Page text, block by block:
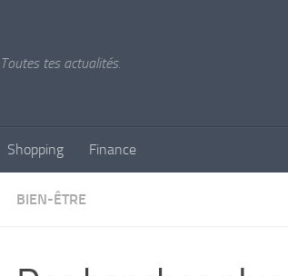
Toutes tes actualités.
Shopping Finance
BIEN-ÊTRE